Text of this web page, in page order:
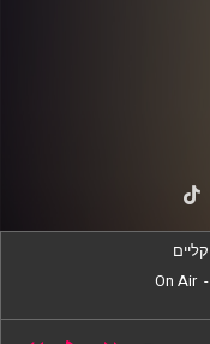
-
On Air